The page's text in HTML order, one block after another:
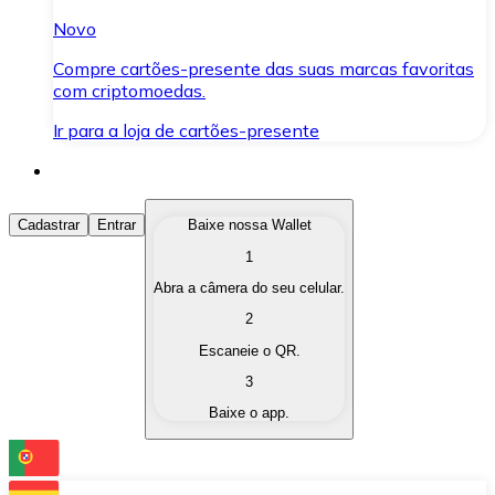
Novo
Compre cartões-presente das suas marcas favoritas
com criptomoedas.
Ir para a loja de cartões-presente
Comprar Criptomoedas
Compre as criptomoedas de seu interesse de forma
Converta suas criptomoedas em moeda fiduciária
Troque uma criptomoeda por outra
Cadastrar Entrar
Baixe nossa Wallet
1
Abra a câmera do seu celular.
2
Escaneie o QR.
3
Baixe o app.